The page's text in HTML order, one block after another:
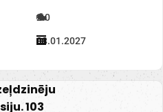
2.0
08.01.2027
103